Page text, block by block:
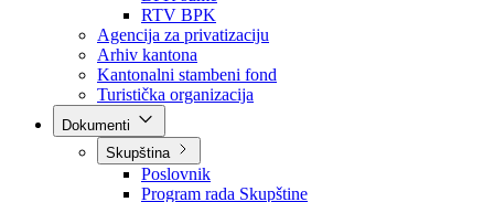
Direkcija za šumarstvo
Javna preduzeća
BPK šume
RTV BPK
Agencija za privatizaciju
Arhiv kantona
Kantonalni stambeni fond
Turistička organizacija